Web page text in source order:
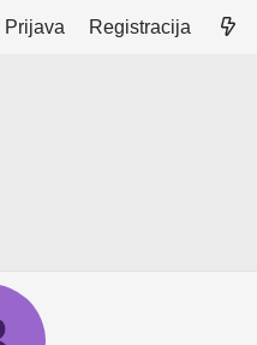
Prijava Registracija